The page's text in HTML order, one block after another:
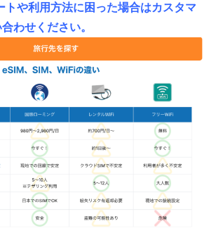
トや利用方法に困った場合はカスタマ
わせください。